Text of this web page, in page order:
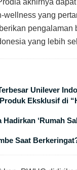
wellness yang
yang lebih
Unilever
Eksklusif di
Hadirkan ‘Rumah
Saat